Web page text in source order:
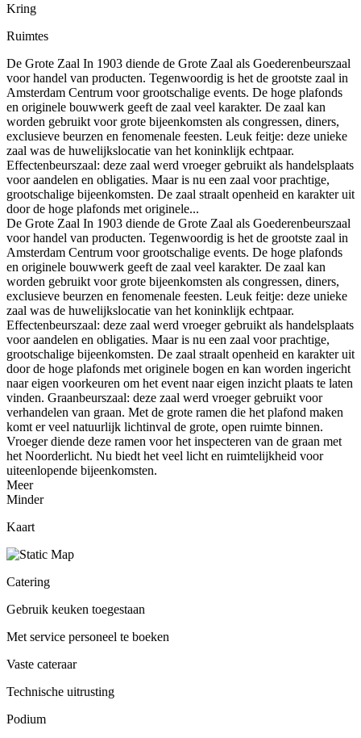
Kring
Ruimtes
De Grote Zaal In 1903 diende de Grote Zaal als Goederenbeurszaal
voor handel van producten. Tegenwoordig is het de grootste zaal in
Amsterdam Centrum voor grootschalige events. De hoge plafonds
en originele bouwwerk geeft de zaal veel karakter. De zaal kan
worden gebruikt voor grote bijeenkomsten als congressen, diners,
exclusieve beurzen en fenomenale feesten. Leuk feitje: deze unieke
zaal was de huwelijkslocatie van het koninklijk echtpaar.
Effectenbeurszaal: deze zaal werd vroeger gebruikt als handelsplaats
voor aandelen en obligaties. Maar is nu een zaal voor prachtige,
grootschalige bijeenkomsten. De zaal straalt openheid en karakter uit
door de hoge plafonds met originele...
De Grote Zaal In 1903 diende de Grote Zaal als Goederenbeurszaal
voor handel van producten. Tegenwoordig is het de grootste zaal in
Amsterdam Centrum voor grootschalige events. De hoge plafonds
en originele bouwwerk geeft de zaal veel karakter. De zaal kan
worden gebruikt voor grote bijeenkomsten als congressen, diners,
exclusieve beurzen en fenomenale feesten. Leuk feitje: deze unieke
zaal was de huwelijkslocatie van het koninklijk echtpaar.
Effectenbeurszaal: deze zaal werd vroeger gebruikt als handelsplaats
voor aandelen en obligaties. Maar is nu een zaal voor prachtige,
grootschalige bijeenkomsten. De zaal straalt openheid en karakter uit
door de hoge plafonds met originele bogen en kan worden ingericht
naar eigen voorkeuren om het event naar eigen inzicht plaats te laten
vinden. Graanbeurszaal: deze zaal werd vroeger gebruikt voor
verhandelen van graan. Met de grote ramen die het plafond maken
komt er veel natuurlijk lichtinval de grote, open ruimte binnen.
Vroeger diende deze ramen voor het inspecteren van de graan met
het Noorderlicht. Nu biedt het veel licht en ruimtelijkheid voor
uiteenlopende bijeenkomsten.
Meer
Minder
Kaart
Catering
Gebruik keuken toegestaan
Met service personeel te boeken
Vaste cateraar
Technische uitrusting
Podium